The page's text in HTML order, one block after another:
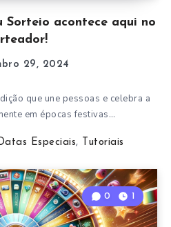
Sorteio acontece aqui no
29, 2024
que une pessoas e celebra a
em épocas festivas…
Especiais, Tutoriais
0 1